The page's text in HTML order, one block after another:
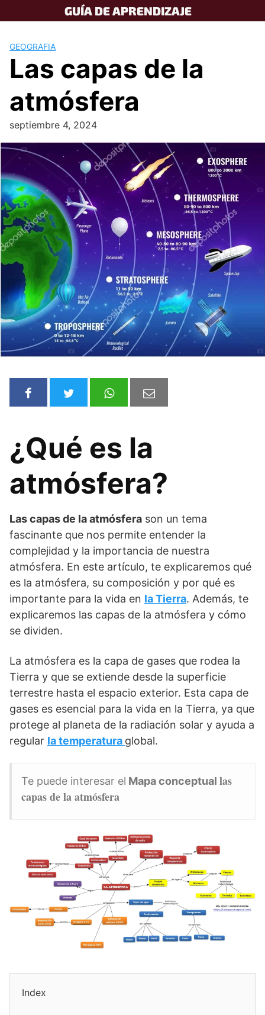
to
GUÍA DE APRENDIZAJE
GEOGRAFIA
Las capas de la
atmósfera
septiembre 4, 2024
¿Qué es la
atmósfera?
Las capas de la atmósfera son un tema
fascinante que nos permite entender la
complejidad y la importancia de nuestra
atmósfera. En este artículo, te explicaremos qué
es la atmósfera, su composición y por qué es
importante para la vida en la Tierra. Además, te
explicaremos las capas de la atmósfera y cómo
se dividen.
La atmósfera es la capa de gases que rodea la
Tierra y que se extiende desde la superficie
terrestre hasta el espacio exterior. Esta capa de
gases es esencial para la vida en la Tierra, ya que
protege al planeta de la radiación solar y ayuda a
regular la temperatura global.
Te puede interesar el Mapa conceptual las
capas de la atmósfera
Index